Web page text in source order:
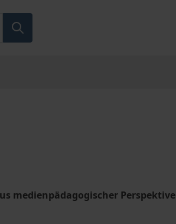
medienpädagogischer Perspektive